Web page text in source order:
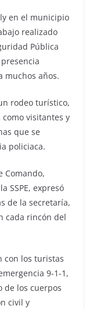
en el municipio
realizado
Pública
muchos años.
rodeo turístico,
visitantes y
que se
policiaca.
Comando,
SSPE, expresó
de la secretaría,
cada rincón del
con los turistas
9-1-1,
de los cuerpos
civil y